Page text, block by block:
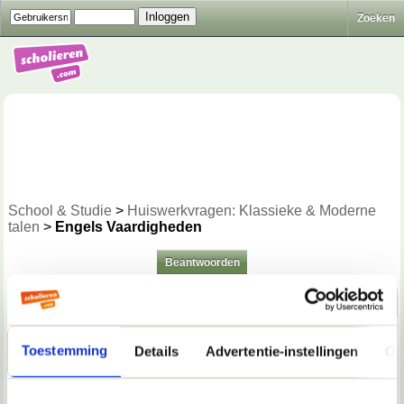
Toestemming Details Advertentie-instellingen
Zoeken
School & Studie > Huiswerkvragen: Klassieke & Moderne
talen > Engels Vaardigheden
Beantwoorden
Naar beneden!
30-03-2022, 17:55
ANONIEM^&%q6472